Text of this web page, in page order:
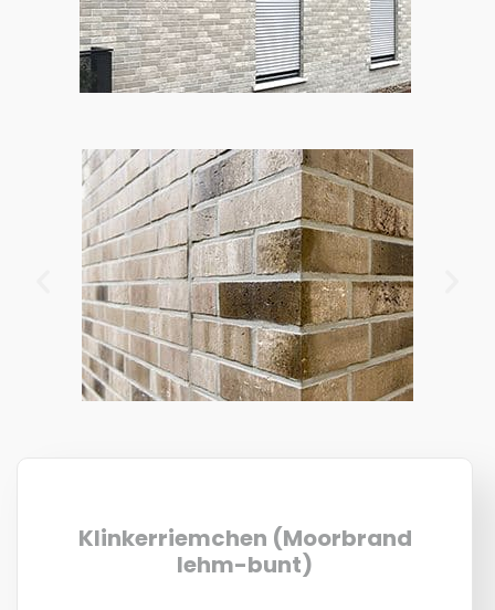
Klinkerriemchen (Moorbrand
lehm-bunt)